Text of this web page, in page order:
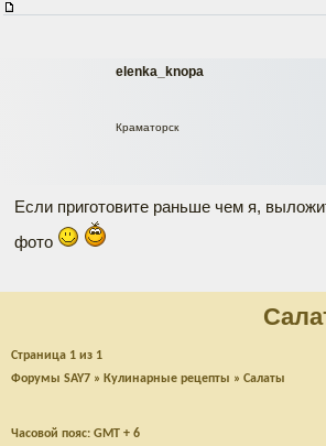
elenka_knopa
Краматорск
Если приготовите раньше чем я,
фото
Страница 1 из 1
Форумы SAY7 » Кулинарные рецепты » Салаты
Часовой пояс: GMT + 6